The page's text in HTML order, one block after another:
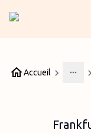
Accueil
More